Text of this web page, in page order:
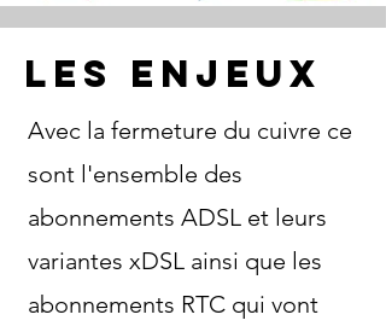
les enjeux
Avec la fermeture du cuivre ce
sont l'ensemble des
abonnements ADSL et leurs
variantes xDSL ainsi que les
abonnements RTC qui vont